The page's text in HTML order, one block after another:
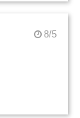
8/5